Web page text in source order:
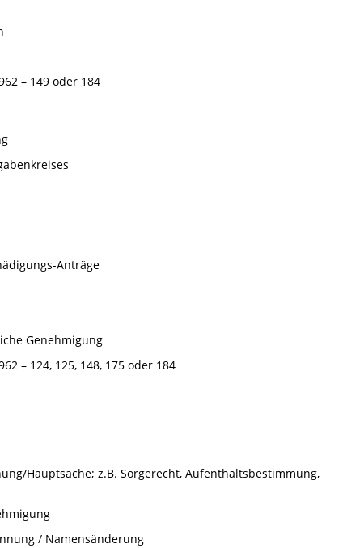
– 149 oder 184
Anträge
Genehmigung
– 124, 125, 148, 175 oder 184
Hauptsache; z.B. Sorgerecht, Aufenthaltsbestimmung,
/ Namensänderung